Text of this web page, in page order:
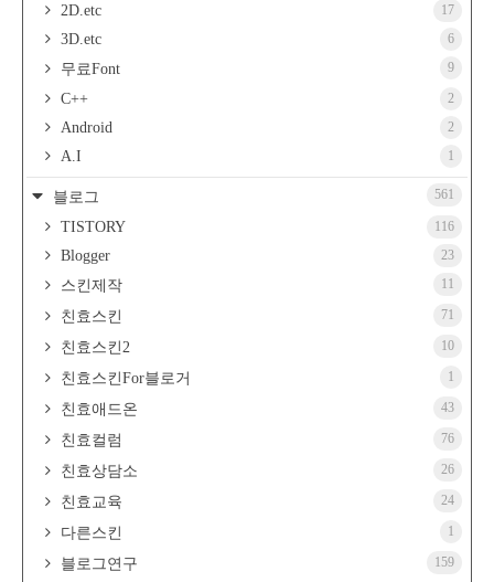
2D.etc 17
3D.etc 6
무료Font 9
C++ 2
Android 2
A.I 1
블로그 561
TISTORY 116
Blogger 23
스킨제작 11
친효스킨 71
친효스킨2 10
친효스킨For블로거 1
친효애드온 43
친효컬럼 76
친효상담소 26
친효교육 24
다른스킨 1
블로그연구 159